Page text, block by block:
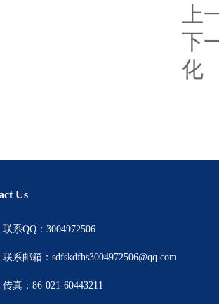
上
下
化
Us
联系QQ：3004972506
联系邮箱：sdfskdfhs3004972506@qq.com
传真：86-021-60443211